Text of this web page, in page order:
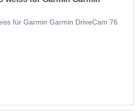
für Garmin Garmin DriveCam 76